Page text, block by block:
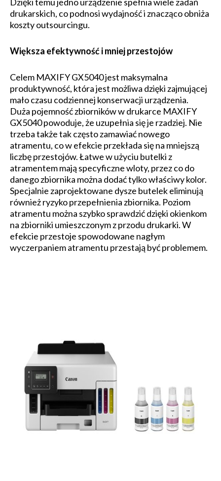
drukarskich, co podnosi wydajność i znacząco obniża
koszty outsourcingu.
Większa efektywność i mniej przestojów
Celem MAXIFY GX5040 jest maksymalna
produktywność, która jest możliwa dzięki zajmującej
mało czasu codziennej konserwacji urządzenia.
Duża pojemność zbiorników w drukarce MAXIFY
GX5040 powoduje, że uzupełnia się je rzadziej. Nie
trzeba także tak często zamawiać nowego
atramentu, co w efekcie przekłada się na mniejszą
liczbę przestojów. Łatwe w użyciu butelki z
atramentem mają specyficzne wloty, przez co do
danego zbiornika można dodać tylko właściwy kolor.
Specjalnie zaprojektowane dysze butelek eliminują
również ryzyko przepełnienia zbiornika. Poziom
atramentu można szybko sprawdzić dzięki okienkom
na zbiorniki umieszczonym z przodu drukarki. W
efekcie przestoje spowodowane nagłym
wyczerpaniem atramentu przestają być problemem.